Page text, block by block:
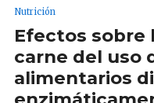
Nutrición
Efectos sobre
carne del uso
alimentarios